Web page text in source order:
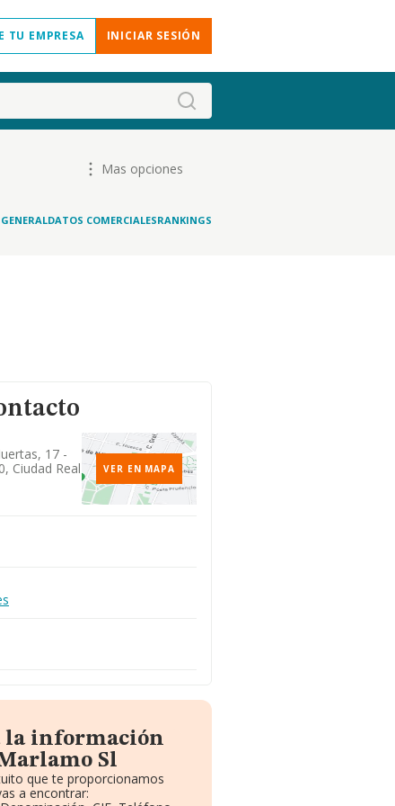
TU EMPRESA INICIAR SESIÓN
Mas opciones
DATOS COMERCIALESRANKINGS
17 -
Ciudad Real
VER EN MAPA
la información
Sl
que te proporcionamos
a encontrar: